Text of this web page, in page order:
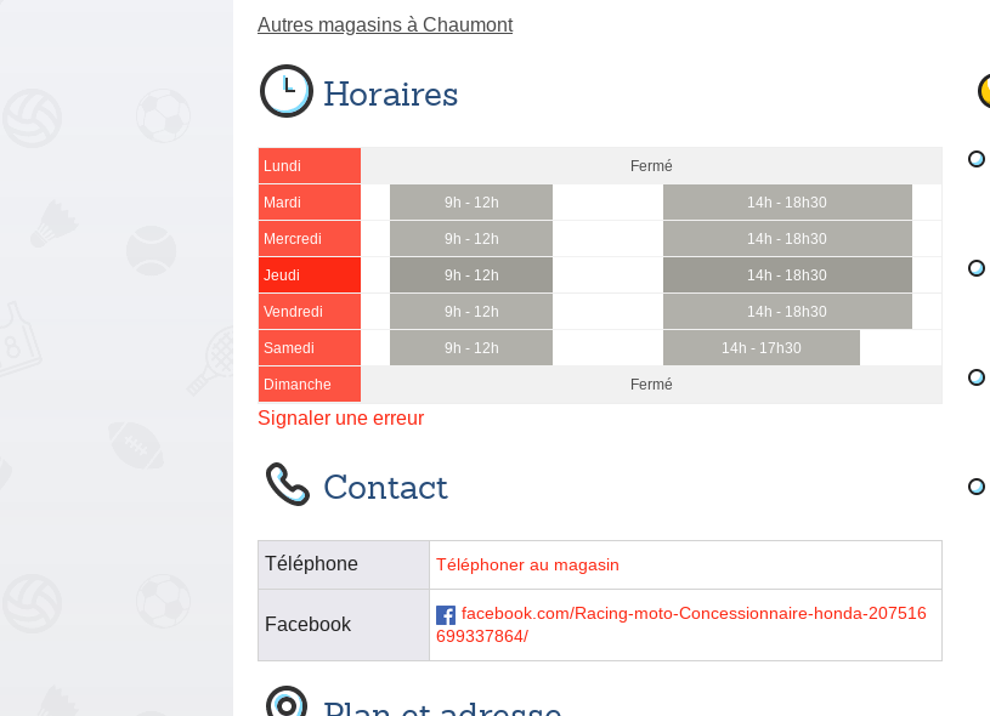
Autres magasins à Chaumont
Horaires
Lundi Fermé
Mardi 9h - 12h 14h - 18h30
Mercredi 9h - 12h 14h - 18h30
Jeudi 9h - 12h 14h - 18h30
Vendredi 9h - 12h 14h - 18h30
Samedi 9h - 12h 14h - 17h30
Dimanche Fermé
Signaler une erreur
Contact
Téléphone Téléphoner au magasin
Facebook
facebook.com/Racing-moto-Concessionnaire-honda-207516
699337864/